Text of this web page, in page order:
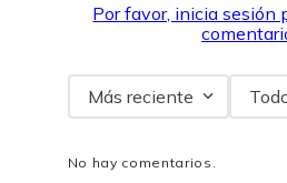
Por favor, inicia sesión
Más reciente
No hay comentarios.